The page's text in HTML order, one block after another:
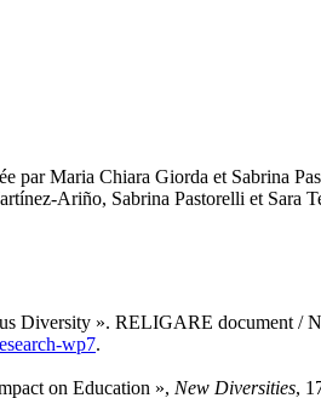
par Maria Chiara Giorda et Sabrina
Ariño, Sabrina Pastorelli et
Diversity ». RELIGARE document /
wp7.
on Education », New Diversities,